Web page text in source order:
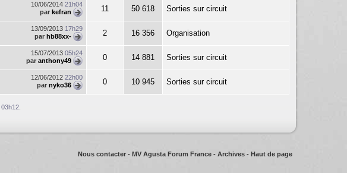
10/06/2014 21h04
par kefran 11 50 618 Sorties sur circuit
13/09/2013 17h29
par hb88xx- 2 16 356 Organisation
15/07/2013 05h24
par anthony49 0 14 881 Sorties sur circuit
12/06/2012 22h00
par nyko36 0 10 945 Sorties sur circuit
03h12
Nous contacter - MV Agusta Forum France - Archives - Haut de page